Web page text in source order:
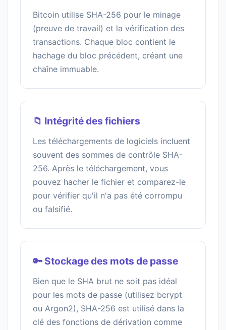
Bitcoin utilise SHA-256 pour le minage
(preuve de travail) et la vérification des
transactions. Chaque bloc contient le
hachage du bloc précédent, créant une
chaîne immuable.
📁 Intégrité des fichiers
Les téléchargements de logiciels incluent
souvent des sommes de contrôle SHA-
256. Après le téléchargement, vous
pouvez hacher le fichier et comparez-le
pour vérifier qu'il n'a pas été corrompu
ou falsifié.
🔑 Stockage des mots de passe
Bien que le SHA brut ne soit pas idéal
pour les mots de passe (utilisez bcrypt
ou Argon2), SHA-256 est utilisé dans la
clé des fonctions de dérivation comme